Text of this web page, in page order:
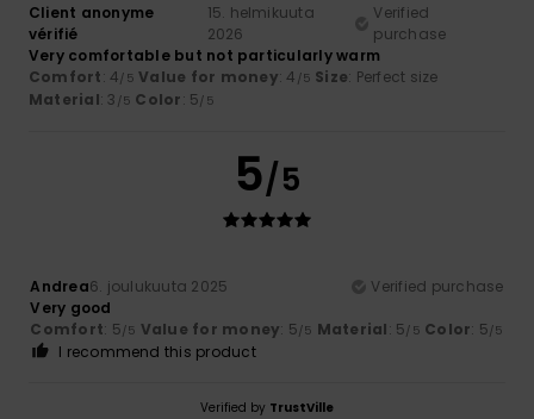
Client anonyme
vérifié
15. helmikuuta
2026
Verified
purchase
Very comfortable but not particularly warm
Comfort: 4/5 Value for money: 4 /5 Size: Perfect size
Material: 3 /5 Color: 5/5
5/5
Andrea6. joulukuuta 2025
Verified purchase
Very good
Comfort: 5/5 Value for money: 5/5 Material: 5/5 Color: 5/5
I recommend this product
Verified by TrustVille